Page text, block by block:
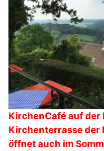
KirchenCafé auf der
Kirchenterrasse der
öffnet auch im